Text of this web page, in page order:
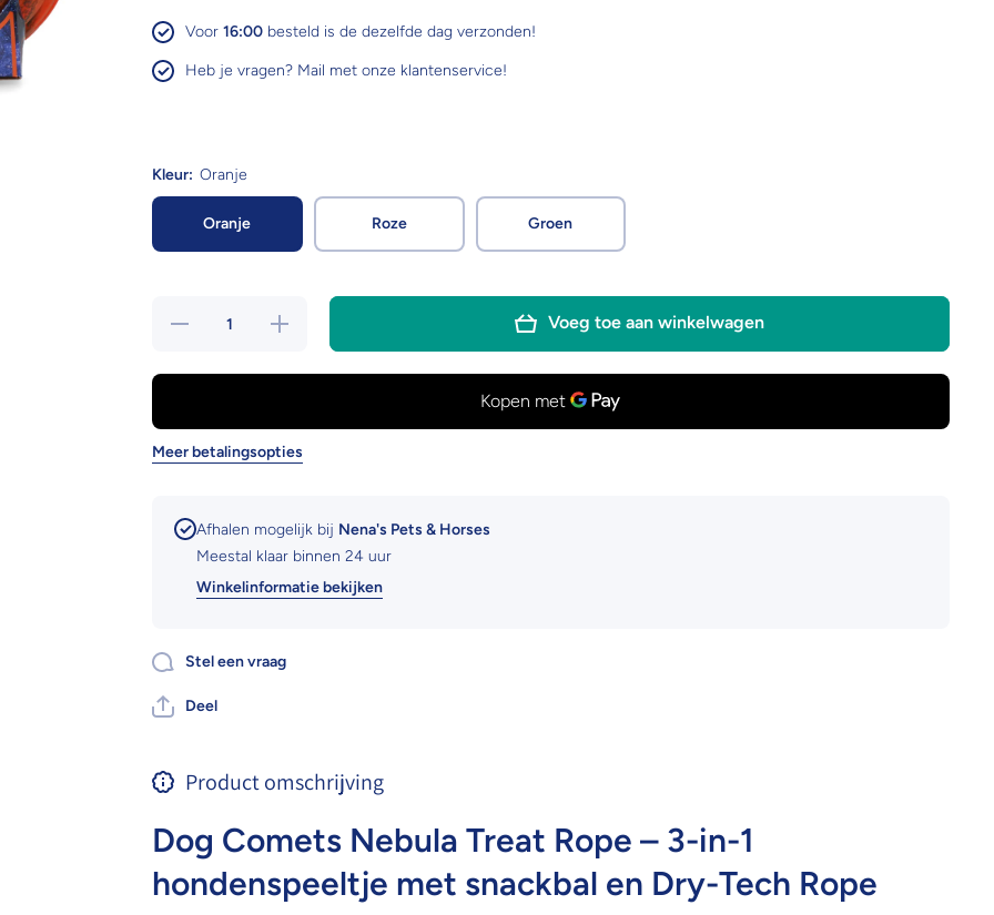
Voor 16:00besteld is de dezelfde dag verzonden!
Heb je vragen? Mail met onze klantenservice!
Kleur: Oranje
Oranje Roze Groen
Hoeveelheid
Verhoog de
hoeveelheid
voor Dog
Voeg toe aan winkelwagen
Meer betalingsopties
Afhalen mogelijk bij Nena's Pets & Horses
Meestal klaar binnen 24 uur
Winkelinformatie bekijken
Stel een vraag
Deel
Product omschrijving
Dog Comets Nebula Treat Rope – 3-in-1
hondenspeeltje met snackbal en Dry-Tech Rope